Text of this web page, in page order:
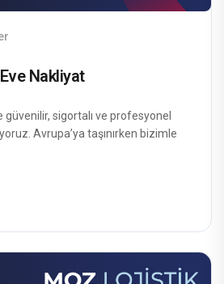
Nakliyat
güvenilir, sigortalı ve profesyonel
Avrupa’ya taşınırken bizimle